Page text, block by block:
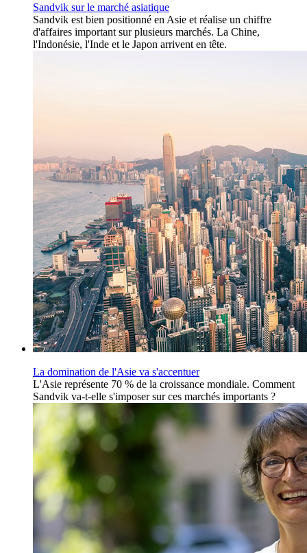
Sandvik sur le marché asiatique
Sandvik est bien positionné en Asie et réalise un chiffre
d'affaires important sur plusieurs marchés. La Chine,
l'Indonésie, l'Inde et le Japon arrivent en tête.
La domination de l'Asie va s'accentuer
L'Asie représente 70 % de la croissance mondiale. Comment
Sandvik va-t-elle s'imposer sur ces marchés importants ?